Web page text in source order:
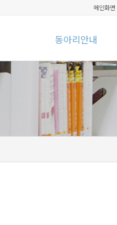
메인화면
동아리안내